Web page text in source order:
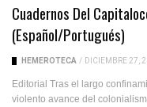
Cuadernos Del
(español/portugués)
HEMEROTECA / DICIEMBRE 27,
Editorial Tras el largo
violento avance del